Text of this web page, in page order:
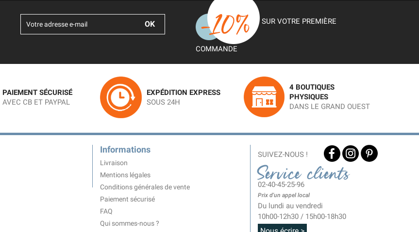
SUR VOTRE PREMIÈRE
COMMANDE
PAIEMENT SÉCURISÉ
AVEC CB ET PAYPAL
EXPÉDITION EXPRESS
SOUS 24H
4 BOUTIQUES
PHYSIQUES
DANS LE GRAND OUEST
Informations
Livraison
Mentions légales
Conditions générales de vente
Paiement sécurisé
FAQ
Qui sommes-nous ?
SUIVEZ-NOUS !
Service clients
02-40-45-25-96
Prix d'un appel local
Du lundi au vendredi
10h00-12h30 / 15h00-18h30